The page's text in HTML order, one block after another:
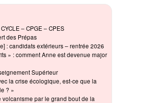
CYCLE – CPGE – CPES
des Prépas
: candidats extérieurs – rentrée 2026
» : comment Anne est devenue major
Supérieur
la crise écologique, est-ce que la
? »
volcanisme par le grand bout de la